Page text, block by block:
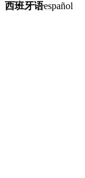
西班牙语español